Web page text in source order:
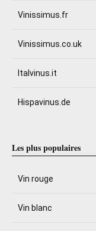
Vinissimus.fr
Vinissimus.co.uk
Italvinus.it
Hispavinus.de
Les plus populaires
Vin rouge
Vin blanc